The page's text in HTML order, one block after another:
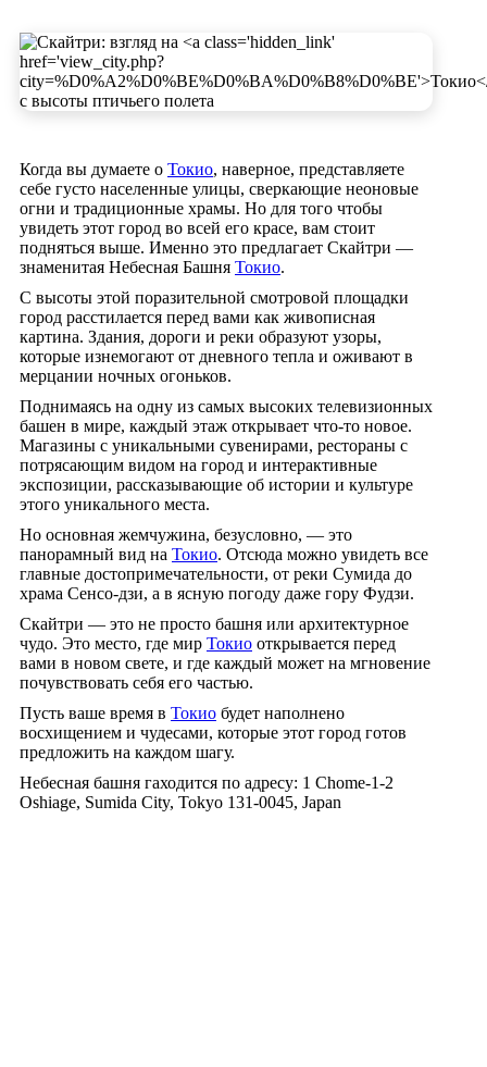
Когда вы думаете о Токио, наверное, представляете
себе густо населенные улицы, сверкающие неоновые
огни и традиционные храмы. Но для того чтобы
увидеть этот город во всей его красе, вам стоит
подняться выше. Именно это предлагает Скайтри —
знаменитая Небесная Башня Токио.
С высоты этой поразительной смотровой площадки
город расстилается перед вами как живописная
картина. Здания, дороги и реки образуют узоры,
которые изнемогают от дневного тепла и оживают в
мерцании ночных огоньков.
Поднимаясь на одну из самых высоких телевизионных
башен в мире, каждый этаж открывает что-то новое.
Магазины с уникальными сувенирами, рестораны с
потрясающим видом на город и интерактивные
экспозиции, рассказывающие об истории и культуре
этого уникального места.
Но основная жемчужина, безусловно, — это
панорамный вид на Токио. Отсюда можно увидеть все
главные достопримечательности, от реки Сумида до
храма Сенсо-дзи, а в ясную погоду даже гору Фудзи.
Скайтри — это не просто башня или архитектурное
чудо. Это место, где мир Токио открывается перед
вами в новом свете, и где каждый может на мгновение
почувствовать себя его частью.
Пусть ваше время в Токио будет наполнено
восхищением и чудесами, которые этот город готов
предложить на каждом шагу.
Небесная башня гаходится по адресу: 1 Chome-1-2
Oshiage, Sumida City, Tokyo 131-0045, Japan